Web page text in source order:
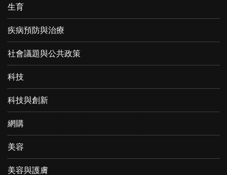
生育
疾病預防與治療
社會議題與公共政策
科技
科技與創新
網購
美容
美容與護膚